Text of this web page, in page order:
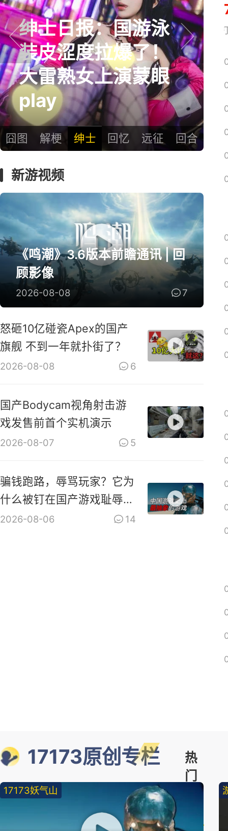
日报：国游泳
涩度拉爆了！
熟女上演蒙眼
巅峰
横版
着怀
了！
prev next
囧图 解梗 绅士 回忆 远征 回合
新游视频
《鸣潮》3.6版本前瞻通讯 | 回
顾影像
2026-08-08 7
怒砸10亿碰瓷Apex的国产
旗舰 不到一年就扑街了？
2026-08-08 6
国产Bodycam视角射击游
戏发售前首个实机演示
2026-08-07 5
骗钱跑路，辱骂玩家？它为
什么被钉在国产游戏耻辱柱
上？【是个人物10】
2026-08-06 14
网易搜
17173原创专栏
热
门
17173妖气山